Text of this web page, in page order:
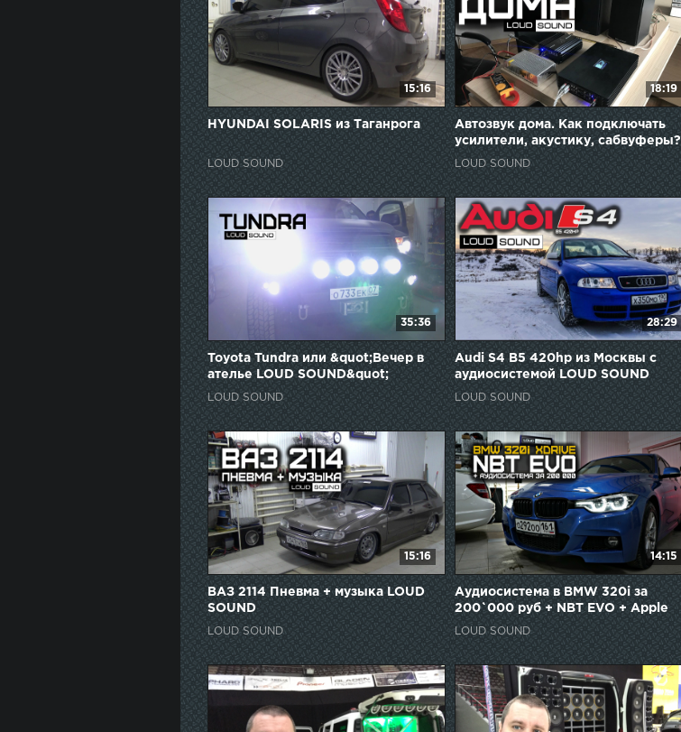
15:16
HYUNDAI SOLARIS из Таганрога
LOUD SOUND
18:19
Автозвук дома. Как подключать
усилители, акустику, сабвуферы?
LOUD SOUND
35:36
Toyota Tundra или &quot;Вечер в
ателье LOUD SOUND&quot;
LOUD SOUND
28:29
Audi S4 B5 420hp из Москвы с
аудиосистемой LOUD SOUND
LOUD SOUND
15:16
ВАЗ 2114 Пневма + музыка LOUD
SOUND
LOUD SOUND
14:15
Аудиосистема в BMW 320i за
200`000 руб + NBT EVO + Apple
CarPlay
LOUD SOUND